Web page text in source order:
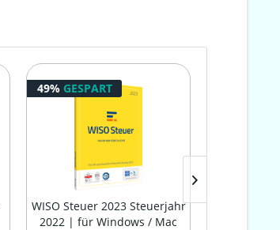
49% GESPART
WISO Steuer 2023 Steuerjahr
2022 | für Windows / Mac